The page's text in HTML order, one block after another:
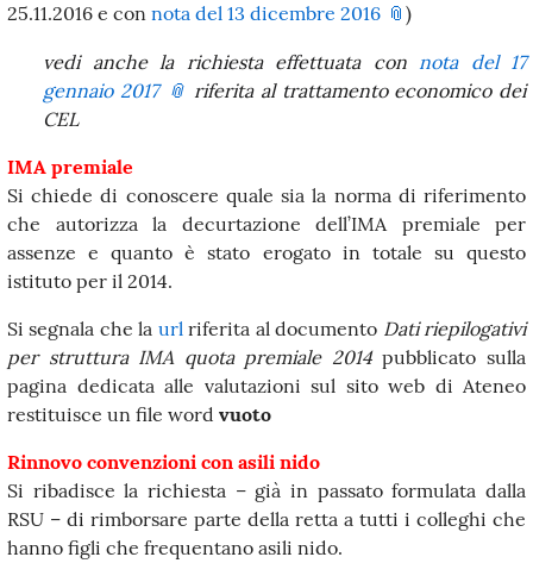
25.11.2016 e con nota del 13 dicembre 2016 )
vedi anche la richiesta effettuata con nota del 17
gennaio 2017
riferita al trattamento economico dei
CEL
IMA premiale
Si chiede di conoscere quale sia la norma di riferimento
che autorizza la decurtazione dell’IMA premiale per
assenze e quanto è stato erogato in totale su questo
istituto per il 2014.
Si segnala che la urlriferita al documento Dati riepilogativi
per struttura IMA quota premiale 2014pubblicato sulla
pagina dedicata alle valutazioni sul sito web di Ateneo
restituisce un file word vuoto
Rinnovo convenzioni con asili nido
Si ribadisce la richiesta – già in passato formulata dalla
RSU – di rimborsare parte della retta a tutti i colleghi che
hanno figli che frequentano asili nido.